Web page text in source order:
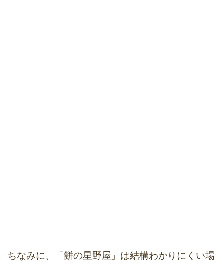
ちなみに、「餅の星野屋」は結構わかりにくい場